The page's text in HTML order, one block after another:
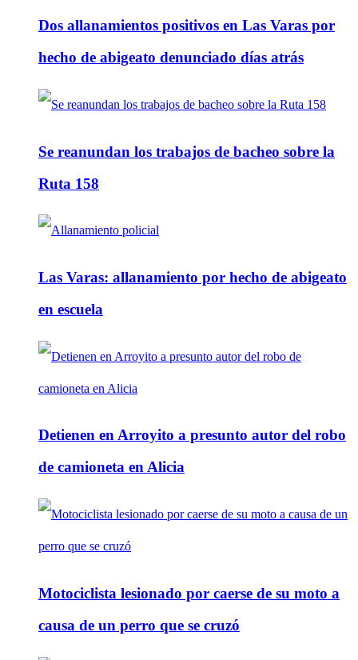
Dos allanamientos positivos en Las Varas por
hecho de abigeato denunciado días atrás
Se reanundan los trabajos de bacheo sobre la
Ruta 158
Las Varas: allanamiento por hecho de abigeato
en escuela
Detienen en Arroyito a presunto autor del robo
de camioneta en Alicia
Motociclista lesionado por caerse de su moto a
causa de un perro que se cruzó